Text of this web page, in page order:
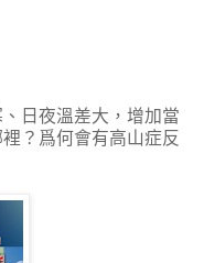
日夜溫差大，增加當
？爲何會有高山症反